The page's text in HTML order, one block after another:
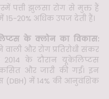
पत्ती झुलसा रोग से मुक्त हैं
20% अधिक उपज देती हैं।
के क्लोन का विकास:
और रोग प्रतिरोधी संकर
2014 के दौरान यूकेलिप्टस
और जारी की गईं। इन
(DBH) में 14% की आनुवंशिक